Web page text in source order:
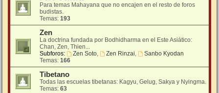
Para temas Mahayana que no encajen en el resto de foros
budistas.
Temas: 193
Zen
La doctrina fundada por Bodhidharma en el Este Asiático:
Chan, Zen, Thien...
Subforos:
Zen Soto, Zen Rinzai,
Sanbo Kyodan
Temas: 166
Tibetano
Todas las escuelas tibetanas: Kagyu, Gelug, Sakya y Nyingma.
Temas: 63